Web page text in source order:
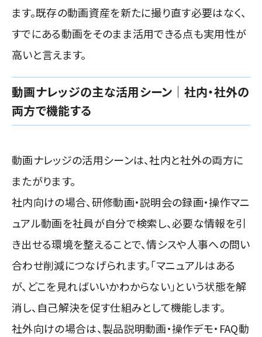
ます。既存の動画資産を新たに撮り直す必要はなく、
すでにある動画をそのまま活用できる点も実用性が
高いと言えます。
動画ナレッジの主な活用シーン｜社内・社外の
両方で機能する
動画ナレッジの活用シーンは、社内と社外の両方に
またがります。
社内向けの場合、研修動画・説明会の録画・操作マニ
ュアル動画を社員が自分で検索し、必要な情報を引
き出せる環境を整えることで、情シスや人事への問い
合わせ削減につなげられます。「マニュアルはある
が、どこを見ればいいかわからない」という状態を解
消し、自己解決を促す仕組みとして機能します。
社外向けの場合は、製品説明動画・操作デモ・FAQ動